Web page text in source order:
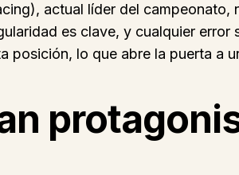
actual líder del
es clave, y cualquier
posición, lo que abre la puerta a